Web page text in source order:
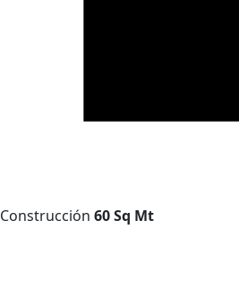
Construcción 60 Sq Mt